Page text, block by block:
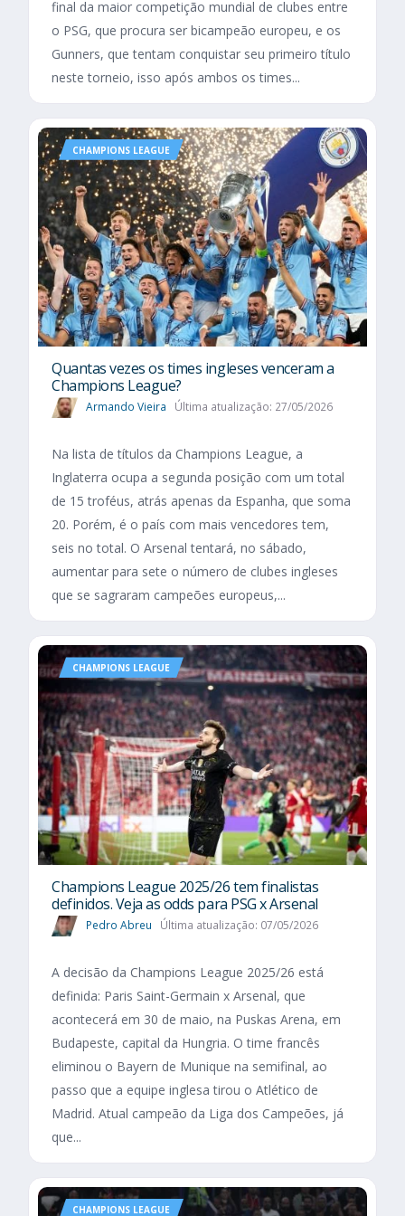
final da maior competição mundial de clubes entre
o PSG, que procura ser bicampeão europeu, e os
Gunners, que tentam conquistar seu primeiro título
neste torneio, isso após ambos os times...
CHAMPIONS LEAGUE
Quantas vezes os times ingleses venceram a
Champions League?
Armando Vieira Última atualização: 27/05/2026
Na lista de títulos da Champions League, a
Inglaterra ocupa a segunda posição com um total
de 15 troféus, atrás apenas da Espanha, que soma
20. Porém, é o país com mais vencedores tem,
seis no total. O Arsenal tentará, no sábado,
aumentar para sete o número de clubes ingleses
que se sagraram campeões europeus,...
CHAMPIONS LEAGUE
Champions League 2025/26 tem finalistas
definidos. Veja as odds para PSG x Arsenal
Pedro Abreu Última atualização: 07/05/2026
A decisão da Champions League 2025/26 está
definida: Paris Saint-Germain x Arsenal, que
acontecerá em 30 de maio, na Puskas Arena, em
Budapeste, capital da Hungria. O time francês
eliminou o Bayern de Munique na semifinal, ao
passo que a equipe inglesa tirou o Atlético de
Madrid. Atual campeão da Liga dos Campeões, já
que...
CHAMPIONS LEAGUE